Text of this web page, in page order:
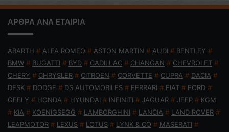
ΑΡΘΡΑ ΑΝΑ ΕΤΑΙΡΙΑ
ABARTH # ALFA ROMEO # ASTON MARTIN # AUDI # BENTLEY #
BMW # BUGATTI # BYD # CADILLAC # CHANGAN # CHEVROLET #
CHERY # CHRYSLER # CITROEN # CORVETTE # CUPRA # DACIA #
DFSK # DODGE # DS AUTOMOBILES # FERRARI # FIAT # FORD #
GEELY # HONDA # HYUNDAI # INFINITI # JAGUAR # JEEP # KGM
# KIA # KOENIGSEGG # LAMBORGHINI # LANCIA # LAND ROVER #
LEAPMOTOR # LEXUS # LOTUS # LYNK & CO # MASERATI #